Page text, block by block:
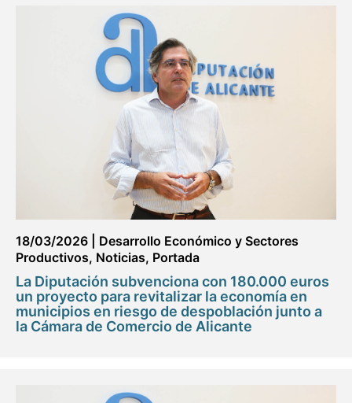
18/03/2026
Desarrollo Económico y Sectores
Productivos, Noticias, Portada
La Diputación subvenciona con 180.000 euros
un proyecto para revitalizar la economía en
municipios en riesgo de despoblación junto a
la Cámara de Comercio de Alicante